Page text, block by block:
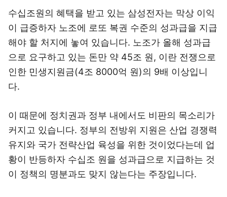
수십조원의 혜택을 받고 있는 삼성전자는 막상 이익
이 급증하자 노조에 로또 복권 수준의 성과급을 지급
해야 할 처지에 놓여 있습니다. 노조가 올해 성과급
으로 요구하고 있는 돈만 약 45조 원, 이란 전쟁으로
인한 민생지원금(4조 8000억 원)의 9배 이상입니
다.
이 때문에 정치권과 정부 내에서도 비판의 목소리가
커지고 있습니다. 정부의 전방위 지원은 산업 경쟁력
유지와 국가 전략산업 육성을 위한 것이었다는데 업
황이 반등하자 수십조 원을 성과급으로 지급하는 것
이 정책의 명분과도 맞지 않는다는 주장입니다.